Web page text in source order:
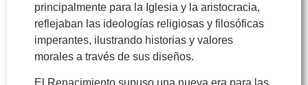
principalmente para la Iglesia y la aristocracia,
reflejaban las ideologías religiosas y filosóficas
imperantes, ilustrando historias y valores
morales a través de sus diseños.
El Renacimiento supuso una nueva era para las